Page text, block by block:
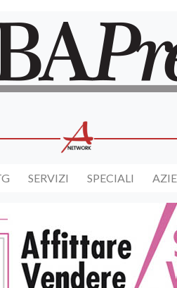
SERVIZI SPECIALI